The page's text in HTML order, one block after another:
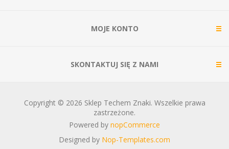
MOJE KONTO
SKONTAKTUJ SIĘ Z NAMI
Copyright © 2026 Sklep Techem Znaki. Wszelkie prawa
zastrzeżone.
Powered by nopCommerce
Designed by Nop-Templates.com